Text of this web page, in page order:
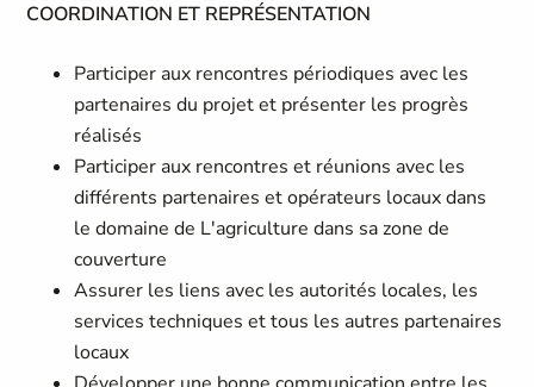
COORDINATION ET REPRÉSENTATION
Participer aux rencontres périodiques avec les
partenaires du projet et présenter les progrès
réalisés
Participer aux rencontres et réunions avec les
différents partenaires et opérateurs locaux dans
le domaine de L'agriculture dans sa zone de
couverture
Assurer les liens avec les autorités locales, les
services techniques et tous les autres partenaires
locaux